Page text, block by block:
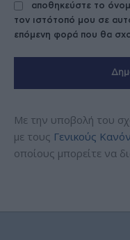
αποθηκεύστε το
τον ιστότοπό μου σε
επόμενη φορά που θα
Με την υποβολή του
με τους Γενικούς
οποίους μπορείτε να